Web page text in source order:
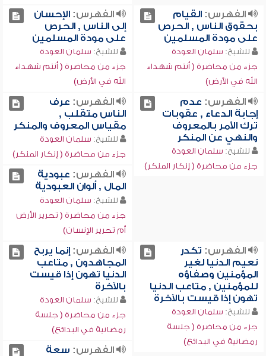
الفهرس:القيام
بحقوق الناس , الحرص
على مودة المسلمين
للشيخ: سلمان العودة
جزء من محاضرة ( أنتم شهداء
الله في الأرض)
الفهرس:الإحسان
إلى الناس , الحرص
على مودة المسلمين
للشيخ: سلمان العودة
جزء من محاضرة ( أنتم شهداء
الله في الأرض)
الفهرس: عدم
إجابة الدعاء , عقوبات
ترك الأمر بالمعروف
والنهي عن المنكر
للشيخ: سلمان العودة
جزء من محاضرة ( إنكار المنكر)
الفهرس: عرف
الناس متقلب ,
مقياس المعروف والمنكر
للشيخ: سلمان العودة
جزء من محاضرة ( إنكار المنكر)
الفهرس: عبودية
المال , ألوان العبودية
للشيخ: سلمان العودة
جزء من محاضرة ( تحرير الأرض
أم تحرير الإنسان)
الفهرس: تكدر
نعيم الدنيا لغير
المؤمنين وصفاؤه
للمؤمنين , متاعب الدنيا
تهون إذا قيست بالآخرة
للشيخ: سلمان العودة
جزء من محاضرة ( جلسة
رمضانية في البدائع)
الفهرس:إنما يربح
المجاهدون , متاعب
الدنيا تهون إذا قيست
بالآخرة
للشيخ: سلمان العودة
جزء من محاضرة ( جلسة
رمضانية في البدائع)
الفهرس: سعة